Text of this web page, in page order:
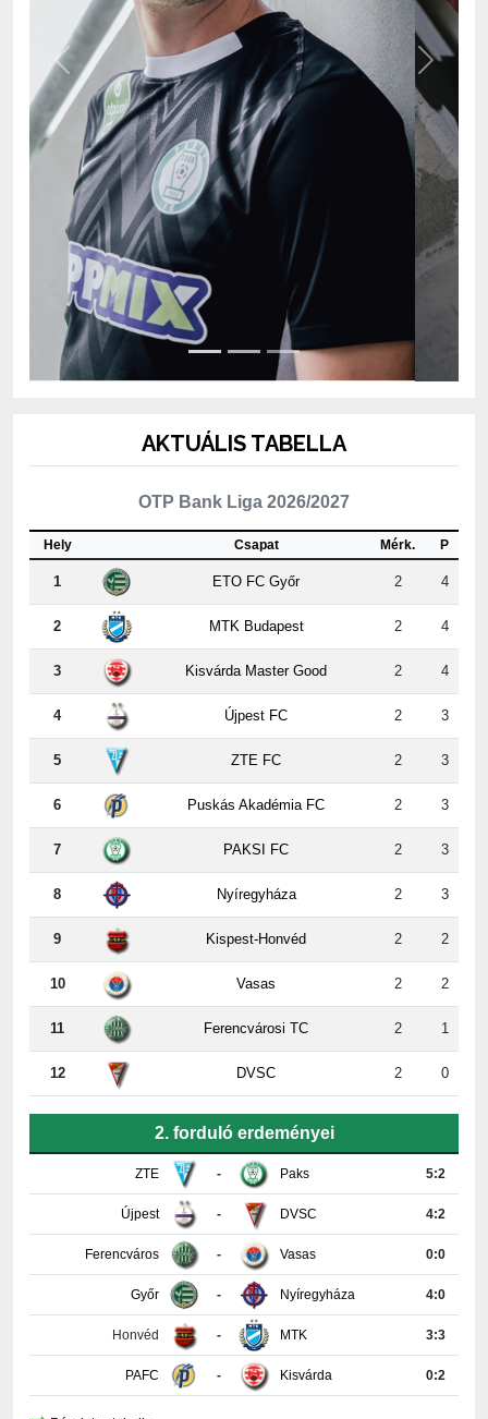
Previous Next
Csapat
1 ETO FC Győr 2 4
2 MTK Budapest 2 4
3 Kisvárda Master Good 2 4
4 Újpest FC 2 3
5 ZTE FC 2 3
6 Puskás Akadémia FC 2 3
7 PAKSI FC 2 3
8 Nyíregyháza 2 3
9 Kispest-Honvéd 2 2
10 Vasas 2 2
11 Ferencvárosi TC 2 1
12 DVSC 2 0
ZTE - Paks
Újpest DVSC 4:2
Ferencváros Vasas 0:0
Győr Nyíregyháza 4:0
Honvéd MTK 3:3
PAFC Kisvárda 0:2
Részletes tabella